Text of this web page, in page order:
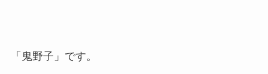
「鬼野子」です。